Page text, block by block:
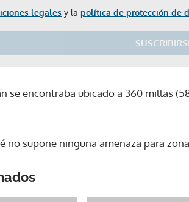
legales y la política de protección de
se encontraba ubicado a 360 millas
no supone ninguna amenaza para